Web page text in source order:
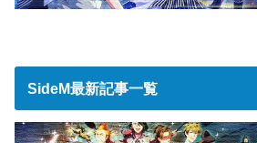
SideM最新記事一覧